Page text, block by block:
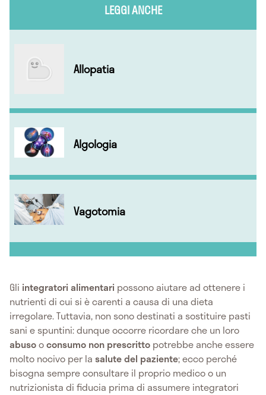
LEGGI ANCHE
Allopatia
Algologia
Vagotomia
Gli integratori alimentari possono aiutare ad ottenere i
nutrienti di cui si è carenti a causa di una dieta
irregolare. Tuttavia, non sono destinati a sostituire pasti
sani e spuntini: dunque occorre ricordare che un loro
abusooconsumo non prescritto potrebbe anche essere
molto nocivo per la salute del paziente; ecco perché
bisogna sempre consultare il proprio medico o un
nutrizionista di fiducia prima di assumere integratori